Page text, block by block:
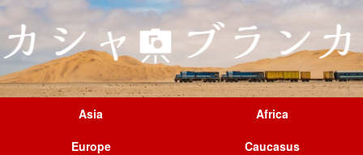
Asia
Africa
Europe
Caucasus